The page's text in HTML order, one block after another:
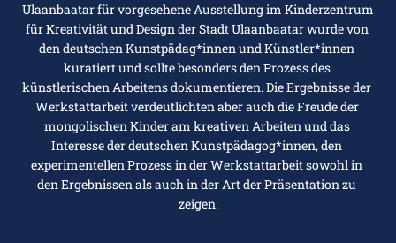
Ulaanbaatar für vorgesehene Ausstellung im Kinderzentrum
für Kreativität und Design der Stadt Ulaanbaatar wurde von
den deutschen Kunstpädag*innen und Künstler*innen
kuratiert und sollte besonders den Prozess des
künstlerischen Arbeitens dokumentieren. Die Ergebnisse der
Werkstattarbeit verdeutlichten aber auch die Freude der
mongolischen Kinder am kreativen Arbeiten und das
Interesse der deutschen Kunstpädagog*innen, den
experimentellen Prozess in der Werkstattarbeit sowohl in
den Ergebnissen als auch in der Art der Präsentation zu
zeigen.